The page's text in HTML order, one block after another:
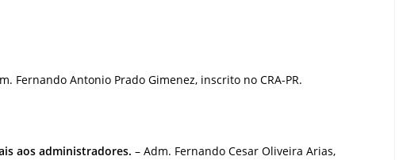
Fernando Antonio Prado Gimenez, inscrito no CRA-PR.
aos administradores. – Adm. Fernando Cesar Oliveira Arias,